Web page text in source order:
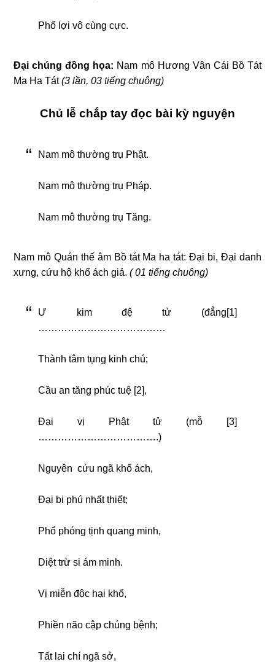
Phổ lợi vô cùng cực.
Đại chúng đồng họa: Nam mô Hương Vân Cái Bồ Tát
Ma Ha Tát(3 lần, 03 tiếng chuông)
Chủ lễ chắp tay đọc bài kỳ nguyện
Nam mô thường trụ Phật.
Nam mô thường trụ Pháp.
Nam mô thường trụ Tăng.
Nam mô Quán thế âm Bồ tát Ma ha tát: Đại bi, Đại danh
xưng, cứu hộ khổ ách giả.( 01 tiếng chuông)
Ư kim đệ tử (đẳng[1]
…………………………………
Thành tâm tụng kinh chú;
Cầu an tăng phúc tuệ [2],
Đại vị Phật tử (mỗ [3]
……………………………….)
Nguyên cứu ngã khổ ách,
Đại bi phú nhất thiết;
Phổ phóng tịnh quang minh,
Diệt trừ si ám minh.
Vị miễn độc hại khổ,
Phiền não cập chúng bệnh;
Tất lai chí ngã sở,